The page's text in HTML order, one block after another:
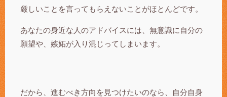
厳しいことを言ってもらえないことがほとんどです。
あなたの身近な人のアドバイスには、無意識に自分の
願望や、嫉妬が入り混じってしまいます。
だから、進むべき方向を見つけたいのなら、自分自身